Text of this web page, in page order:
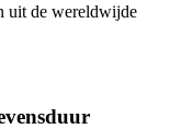
uit de wereldwijde